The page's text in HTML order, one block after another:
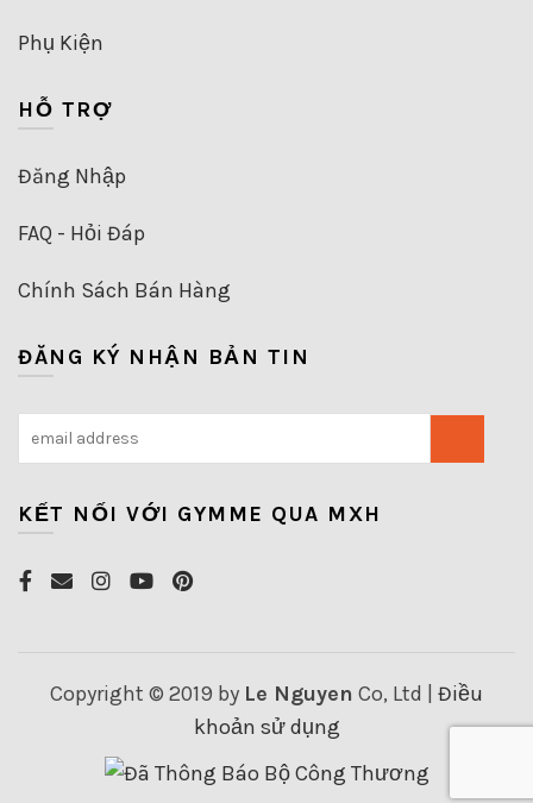
Phụ Kiện
HỖ TRỢ
Đăng Nhập
FAQ - Hỏi Đáp
Chính Sách Bán Hàng
ĐĂNG KÝ NHẬN BẢN TIN
KẾT NỐI VỚI GYMME QUA MXH
Copyright © 2019 by Le Nguyen Co, Ltd | Điều
khoản sử dụng